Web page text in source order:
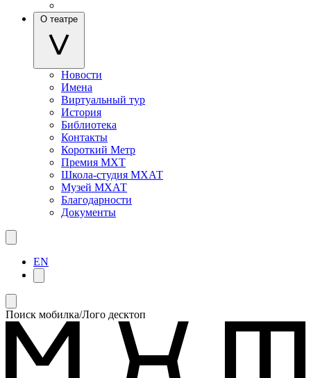
О театре
Новости
Имена
Виртуальный тур
История
Библиотека
Контакты
Короткий Метр
Премия МХТ
Школа-студия МХАТ
Музей МХАТ
Благодарности
Документы
EN
Поиск мобилка/Лого десктоп